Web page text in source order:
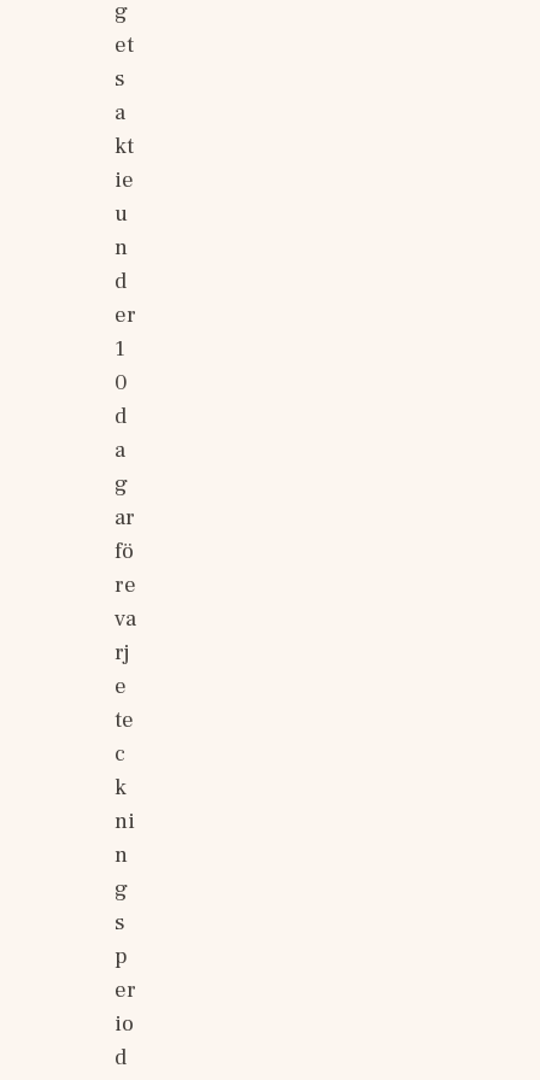
g
et
s
a
kt
ie
u
n
d
er
1
0
d
a
g
ar
fö
re
va
rj
e
te
c
k
ni
n
g
s
p
er
io
d